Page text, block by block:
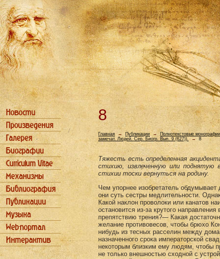
8
Главная→ Публикации → Полнотекстовые монографии
замечат. Людей. Сер. Биогр. Вып. 9 (627)). →8
Тяжесть есть определенная
стихию, из­влеченную или
стихии тоски вернуться на родину.
Чем упорнее изобретатель
они суть сестры медлительности.
Какой наклон проволоки или канатов
остановится из-за крутого
препятствию трения?— Какая
жела­ние противовесов, чтобы брюхо
ни­будь из тесных расселин между
назначенного срока импе­раторской
некоторым близким ему людям, чтобы
не только внешностью сходной с